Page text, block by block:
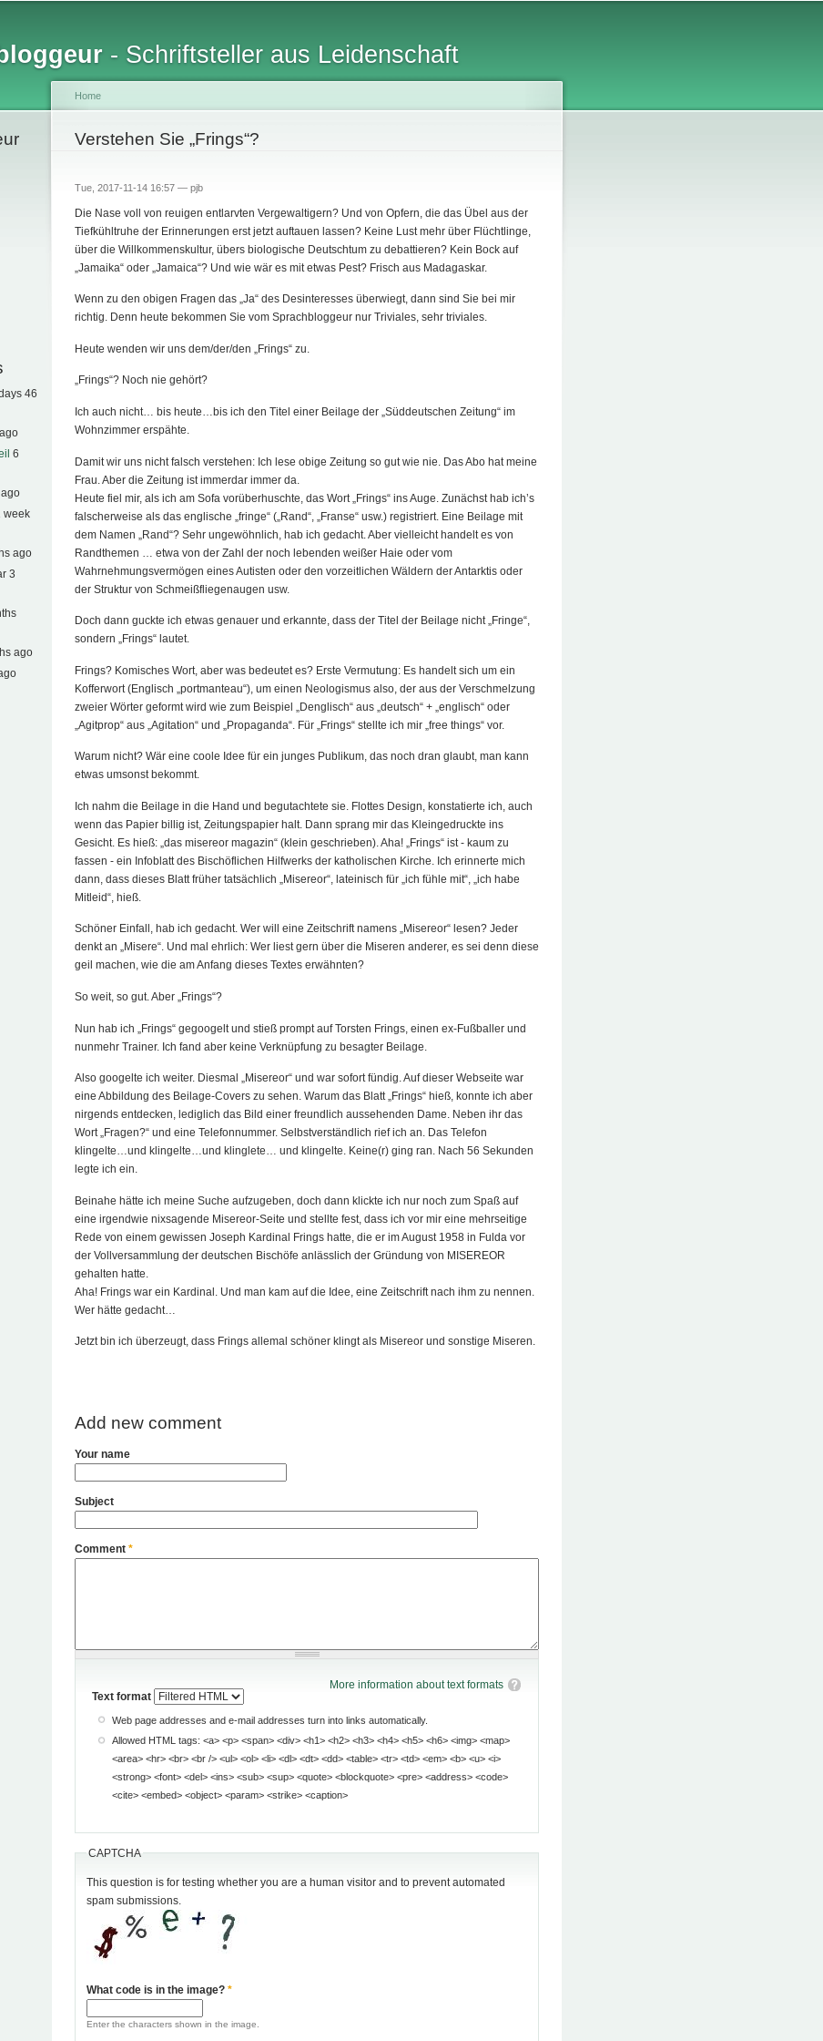
content
- Schriftsteller aus Leidenschaft
46
6
week
ago
3
ago
You are here
Home
Verstehen Sie „Frings“?
Tue, 2017-11-14 16:57 — pjb
Die Nase voll von reuigen entlarvten Vergewaltigern? Und von Opfern, die das Übel aus der
Tiefkühltruhe der Erinnerungen erst jetzt auftauen lassen? Keine Lust mehr über Flüchtlinge,
über die Willkommenskultur, übers biologische Deutschtum zu debattieren? Kein Bock auf
„Jamaika“ oder „Jamaica“? Und wie wär es mit etwas Pest? Frisch aus Madagaskar.
Wenn zu den obigen Fragen das „Ja“ des Desinteresses überwiegt, dann sind Sie bei mir
richtig. Denn heute bekommen Sie vom Sprachbloggeur nur Triviales, sehr triviales.
Heute wenden wir uns dem/der/den „Frings“ zu.
„Frings“? Noch nie gehört?
Ich auch nicht… bis heute…bis ich den Titel einer Beilage der „Süddeutschen Zeitung“ im
Wohnzimmer erspähte.
Damit wir uns nicht falsch verstehen: Ich lese obige Zeitung so gut wie nie. Das Abo hat meine
Frau. Aber die Zeitung ist immerdar immer da.
Heute fiel mir, als ich am Sofa vorüberhuschte, das Wort „Frings“ ins Auge. Zunächst hab ich’s
falscherweise als das englische „fringe“ („Rand“, „Franse“ usw.) registriert. Eine Beilage mit
dem Namen „Rand“? Sehr ungewöhnlich, hab ich gedacht. Aber vielleicht handelt es von
Randthemen … etwa von der Zahl der noch lebenden weißer Haie oder vom
Wahrnehmungsvermögen eines Autisten oder den vorzeitlichen Wäldern der Antarktis oder
der Struktur von Schmeißfliegenaugen usw.
Doch dann guckte ich etwas genauer und erkannte, dass der Titel der Beilage nicht „Fringe“,
sondern „Frings“ lautet.
Frings? Komisches Wort, aber was bedeutet es? Erste Vermutung: Es handelt sich um ein
Kofferwort (Englisch „portmanteau“), um einen Neologismus also, der aus der Verschmelzung
zweier Wörter geformt wird wie zum Beispiel „Denglisch“ aus „deutsch“ + „englisch“ oder
„Agitprop“ aus „Agitation“ und „Propaganda“. Für „Frings“ stellte ich mir „free things“ vor.
Warum nicht? Wär eine coole Idee für ein junges Publikum, das noch dran glaubt, man kann
etwas umsonst bekommt.
Ich nahm die Beilage in die Hand und begutachtete sie. Flottes Design, konstatierte ich, auch
wenn das Papier billig ist, Zeitungspapier halt. Dann sprang mir das Kleingedruckte ins
Gesicht. Es hieß: „das misereor magazin“ (klein geschrieben). Aha! „Frings“ ist - kaum zu
fassen - ein Infoblatt des Bischöflichen Hilfwerks der katholischen Kirche. Ich erinnerte mich
dann, dass dieses Blatt früher tatsächlich „Misereor“, lateinisch für „ich fühle mit“, „ich habe
Mitleid“, hieß.
Schöner Einfall, hab ich gedacht. Wer will eine Zeitschrift namens „Misereor“ lesen? Jeder
denkt an „Misere“. Und mal ehrlich: Wer liest gern über die Miseren anderer, es sei denn diese
geil machen, wie die am Anfang dieses Textes erwähnten?
So weit, so gut. Aber „Frings“?
Nun hab ich „Frings“ gegoogelt und stieß prompt auf Torsten Frings, einen ex-Fußballer und
nunmehr Trainer. Ich fand aber keine Verknüpfung zu besagter Beilage.
Also googelte ich weiter. Diesmal „Misereor“ und war sofort fündig. Auf dieser Webseite war
eine Abbildung des Beilage-Covers zu sehen. Warum das Blatt „Frings“ hieß, konnte ich aber
nirgends entdecken, lediglich das Bild einer freundlich aussehenden Dame. Neben ihr das
Wort „Fragen?“ und eine Telefonnummer. Selbstverständlich rief ich an. Das Telefon
klingelte…und klingelte…und klinglete… und klingelte. Keine(r) ging ran. Nach 56 Sekunden
legte ich ein.
Beinahe hätte ich meine Suche aufzugeben, doch dann klickte ich nur noch zum Spaß auf
eine irgendwie nixsagende Misereor-Seite und stellte fest, dass ich vor mir eine mehrseitige
Rede von einem gewissen Joseph Kardinal Frings hatte, die er im August 1958 in Fulda vor
der Vollversammlung der deutschen Bischöfe anlässlich der Gründung von MISEREOR
gehalten hatte.
Aha! Frings war ein Kardinal. Und man kam auf die Idee, eine Zeitschrift nach ihm zu nennen.
Wer hätte gedacht…
Jetzt bin ich überzeugt, dass Frings allemal schöner klingt als Misereor und sonstige Miseren.
Add new comment
Your name
Subject
Comment *
More information about text formats
Text format
Web page addresses and e-mail addresses turn into links automatically.
Allowed HTML tags: <a> <p> <span> <div> <h1> <h2> <h3> <h4> <h5> <h6> <img> <map>
<area> <hr> <br> <br /> <ul> <ol> <li> <dl> <dt> <dd> <table> <tr> <td> <em> <b> <u> <i>
<strong> <font> <del> <ins> <sub> <sup> <quote> <blockquote> <pre> <address> <code>
<cite> <embed> <object> <param> <strike> <caption>
CAPTCHA
This question is for testing whether you are a human visitor and to prevent automated
spam submissions.
What code is in the image?*
Enter the characters shown in the image.